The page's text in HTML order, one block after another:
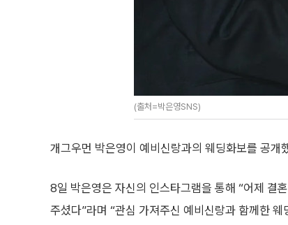
(출처=박은영SNS)
개그우먼 박은영이 예비신랑과의 웨딩화보를 공개
8일 박은영은 자신의 인스타그램을 통해 “어제 결
주셨다”라며 “관심 가져주신 예비신랑과 함께한